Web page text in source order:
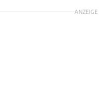
ANZEIGE